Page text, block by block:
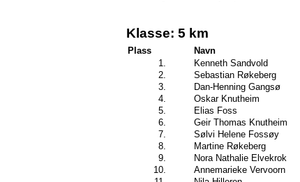
Klasse: 5 km
Plass Navn
1.
Kenneth Sandvold
2.
Sebastian Røkeberg
3.
Dan-Henning Gangsø
4.
Oskar Knutheim
5.
Elias Foss
6.
Geir Thomas Knutheim
7.
Sølvi Helene Fossøy
8.
Martine Røkeberg
9.
Nora Nathalie Elvekrok
10.
Annemarieke Vervoorn